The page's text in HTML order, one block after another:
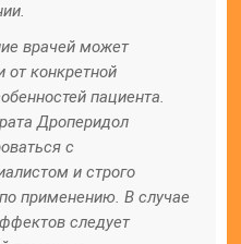
врачей может
от конкретной
пациента.
Дроперидол
с
и строго
применению. В случае
следует